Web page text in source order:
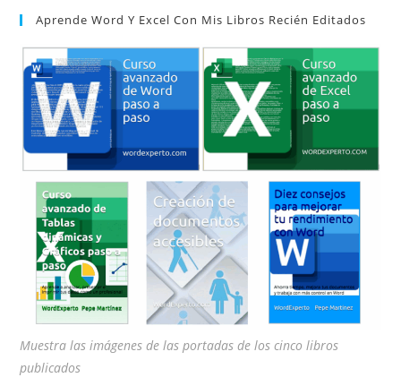
Aprende Word Y Excel Con Mis Libros Recién Editados
Muestra las imágenes de las portadas de los cinco libros
publicados